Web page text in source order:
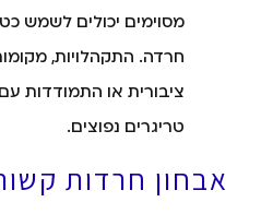
מסוימים יכולים לשמש
חרדה. התקהלויות,
ציבורית או התמודדות
טריגרים נפוצים.
אבחון חרדות